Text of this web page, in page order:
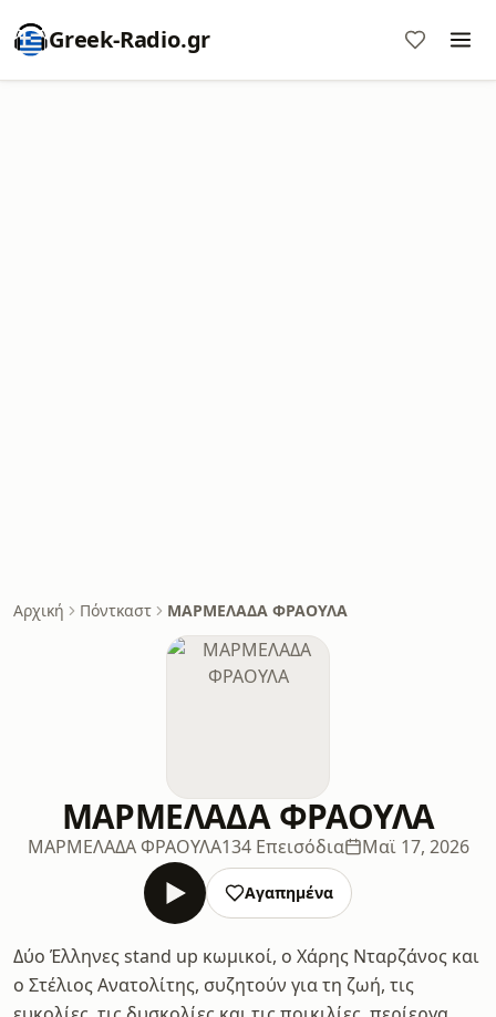
Greek-Radio.gr
Αρχική Πόντκαστ ΜΑΡΜΕΛΑΔΑ ΦΡΑΟΥΛΑ
ΜΑΡΜΕΛΑΔΑ ΦΡΑΟΥΛΑ
ΜΑΡΜΕΛΑΔΑ ΦΡΑΟΥΛΑ134 Επεισόδια Μαϊ 17, 2026
Αγαπημένα
Δύο Έλληνες stand up κωμικοί, ο Χάρης Νταρζάνος και
ο Στέλιος Ανατολίτης, συζητούν για τη ζωή, τις